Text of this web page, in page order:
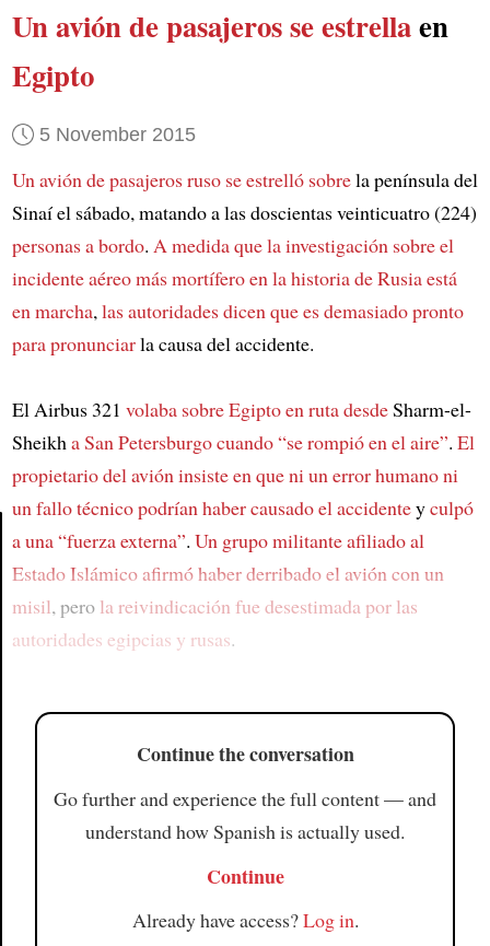
Article
Un avión de pasajeros se estrellaen
Egipto
5 November 2015
Un avión de pasajeros ruso se estrelló sobrela península del
Sinaí el sábado, matando a las doscientas veinticuatro (224)
personas a bordo. A medida que la investigación sobreel
incidente aéreo más mortífero en la historia de Rusiaestá
en marcha,las autoridades dicen que es demasiado pronto
para pronunciarla causa del accidente.
El Airbus 321 volaba sobre Egipto en ruta desdeSharm-el-
Sheikha San Petersburgocuando “se rompió en el aire”. El
propietario del avión insiste en queni un error humano ni
un fallo técnicopodrían haber causado el accidenteyculpó
a una “fuerza externa”. Un grupo militante afiliado al
Estado Islámicoafirmó haber derribado el avión con un
misil, pero la reivindicación fue desestimada por las
autoridades egipcias y rusas.
Continue the conversation
Go further and experience the full content — and
understand how Spanish is actually used.
Continue
Already have access?Log in.